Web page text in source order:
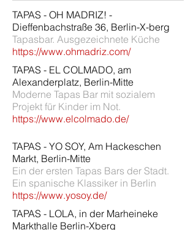
TAPAS - OH MADRIZ! -
Dieffenbachstraße 36, Berlin-X-berg
Tapasbar. Ausgezeichnete Küche
https://www.ohmadriz.com/
TAPAS - EL COLMADO, am
Alexanderplatz, Berlin-Mitte
Moderne Tapas Bar mit sozialem
Projekt für Kinder im Not.
https://www.elcolmado.de/
TAPAS - YO SOY, Am Hackeschen
Markt, Berlin-Mitte
Ein der ersten Tapas Bars der Stadt.
Ein spanische Klassiker in Berlin
https://www.yosoy.de/
TAPAS - LOLA, in der Marheineke
Markthalle Berlin-Xberg